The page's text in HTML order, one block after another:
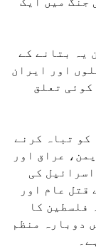
یہ بتانے کے
اور ایران
تعلق
کو تباہ کرنے
عراق اور
کی
قتل عام اور
فلسطین کا
دوبارہ منظم